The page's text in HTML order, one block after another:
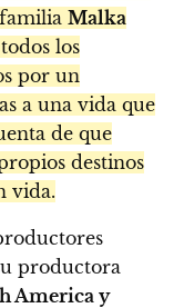
Malka
los
por un
a una vida que
de que
destinos
vida.
productora
America y